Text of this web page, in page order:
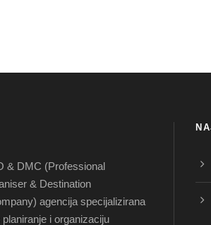
& DMC (Professional
& Destination
agencija specijalizirana
i organizaciju